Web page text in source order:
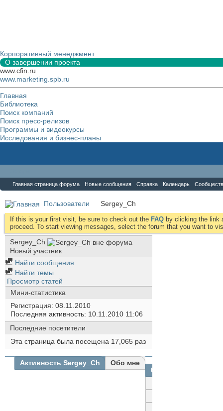
Корпоративный менеджмент
О завершении проекта
www.cfin.ru
www.marketing.spb.ru
Главная
Библиотека
Поиск компаний
Поиск пресс-релизов
Программы и видеокурсы
Исследования и бизнес-планы
Главная страница форума Новые сообщения Справка Календарь
Пользователи Sergey_Ch
If this is your first visit, be sure to check out the FAQ by clicking the link
proceed. To start viewing messages, select the forum that you want to
Sergey_Ch
Новый участник
Найти сообщения
Найти темы
Просмотр статей
Мини-статистика
Регистрация 08.11.2010
Последняя активность 10.11.2010 11:06
Последние посетители
Эта страница была посещена 17,065 раз
Активность Sergey_Ch Обо мне
Все